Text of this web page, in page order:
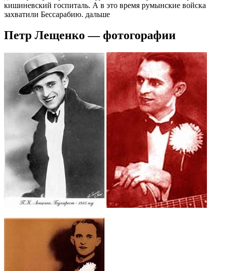
кишиневский госпиталь. А в это время румынские войска
захватили Бессарабию. дальше
Петр Лещенко — фотогорафии